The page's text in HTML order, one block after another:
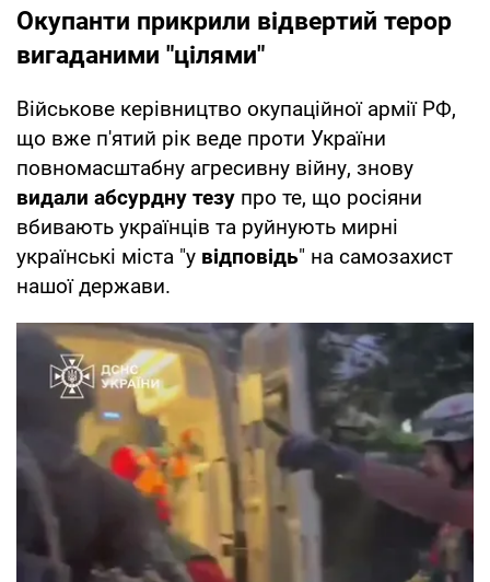
Окупанти прикрили відвертий терор
вигаданими "цілями"
Військове керівництво окупаційної армії РФ,
що вже п'ятий рік веде проти України
повномасштабну агресивну війну, знову
видали абсурдну тезу про те, що росіяни
вбивають українців та руйнують мирні
українські міста "у відповідь" на самозахист
нашої держави.